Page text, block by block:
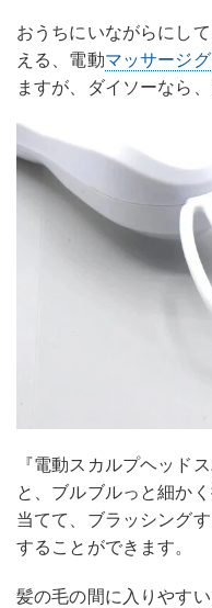
おうちにいながらにし
える、電動マッサージ
ますが、ダイソーなら
『電動スカルプヘッド
と、ブルブルっと細か
当てて、ブラッシング
することができます。
髪の毛の間に入りやす